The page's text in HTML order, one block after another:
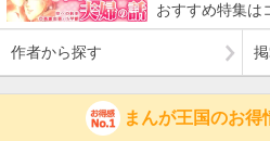
おすすめ特集は
作者から探す
まんが王国のお得